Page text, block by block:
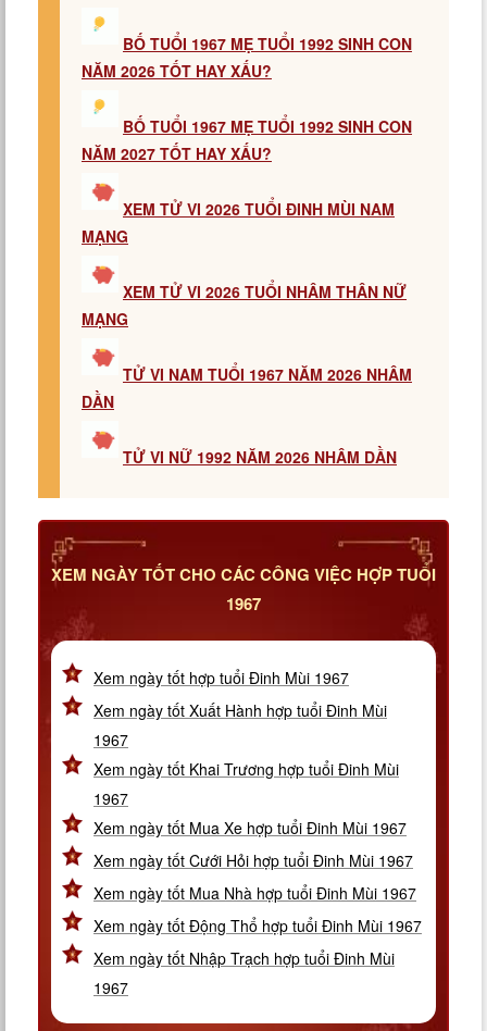
BỐ TUỔI 1967 MẸ TUỔI 1992 SINH CON
NĂM 2026 TỐT HAY XẤU?
BỐ TUỔI 1967 MẸ TUỔI 1992 SINH CON
NĂM 2027 TỐT HAY XẤU?
XEM TỬ VI 2026 TUỔI ĐINH MÙI NAM
MẠNG
XEM TỬ VI 2026 TUỔI NHÂM THÂN NỮ
MẠNG
TỬ VI NAM TUỔI 1967 NĂM 2026 NHÂM
DẦN
TỬ VI NỮ 1992 NĂM 2026 NHÂM DẦN
XEM NGÀY TỐT CHO CÁC CÔNG VIỆC HỢP TUỔI
1967
Xem ngày tốt hợp tuổi Đinh Mùi 1967
Xem ngày tốt Xuất Hành hợp tuổi Đinh Mùi
1967
Xem ngày tốt Khai Trương hợp tuổi Đinh Mùi
1967
Xem ngày tốt Mua Xe hợp tuổi Đinh Mùi 1967
Xem ngày tốt Cưới Hỏi hợp tuổi Đinh Mùi 1967
Xem ngày tốt Mua Nhà hợp tuổi Đinh Mùi 1967
Xem ngày tốt Động Thổ hợp tuổi Đinh Mùi 1967
Xem ngày tốt Nhập Trạch hợp tuổi Đinh Mùi
1967